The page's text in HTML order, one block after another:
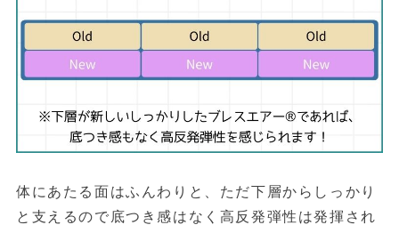
体にあたる面はふんわりと、ただ下層からしっかり
と支えるので底つき感はなく高反発弾性は発揮され